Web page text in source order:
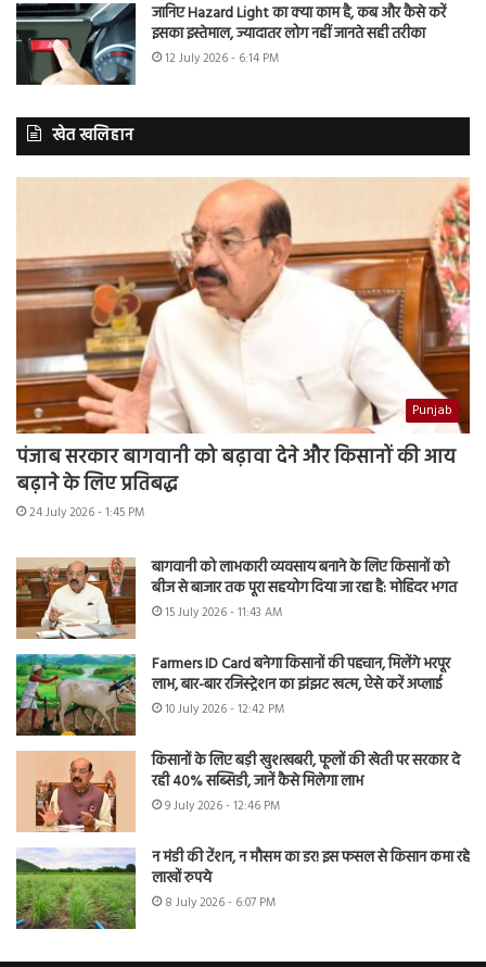
जानिए Hazard Light का क्या काम है, कब और कैसे करें
इसका इस्तेमाल, ज्यादातर लोग नहीं जानते सही तरीका
12 July 2026 - 6:14 PM
खेत खलिहान
Punjab
पंजाब सरकार बागवानी को बढ़ावा देने और किसानों की आय
बढ़ाने के लिए प्रतिबद्ध
24 July 2026 - 1:45 PM
बागवानी को लाभकारी व्यवसाय बनाने के लिए किसानों को
बीज से बाजार तक पूरा सहयोग दिया जा रहा है: मोहिंदर भगत
15 July 2026 - 11:43 AM
Farmers ID Card बनेगा किसानों की पहचान, मिलेंगे भरपूर
लाभ, बार-बार रजिस्ट्रेशन का झंझट खत्म, ऐसे करें अप्लाई
10 July 2026 - 12:42 PM
किसानों के लिए बड़ी खुशखबरी, फूलों की खेती पर सरकार दे
रही 40% सब्सिडी, जानें कैसे मिलेगा लाभ
9 July 2026 - 12:46 PM
न मंडी की टेंशन, न मौसम का डर! इस फसल से किसान कमा रहे
लाखों रुपये
8 July 2026 - 6:07 PM